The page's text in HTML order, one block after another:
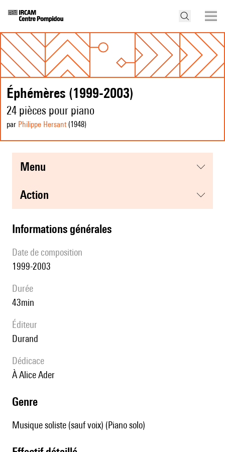
Éphémères (1999-2003)
24 pièces pour piano
par Philippe Hersant(1948)
menu
action
informations générales
date de composition
1999-2003
durée
43min
éditeur
Durand
Dédicace
à Alice Ader
genre
Musique soliste (sauf voix) (Piano solo)